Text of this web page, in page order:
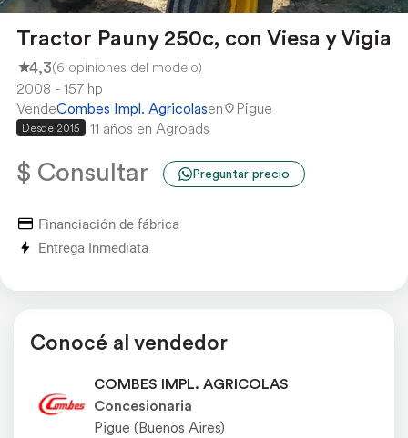
Tractor Pauny 250c, con Viesa y Vigia
4,3(6 opiniones del modelo)
2008
157 hp
VendeCombes Impl. Agricolasen Pigue
Desde 2015 11 años en Agroads
$ Consultar Preguntar precio
Financiación de fábrica
Entrega Inmediata
Conocé al vendedor
COMBES IMPL. AGRICOLAS
Concesionaria
Pigue (Buenos Aires)